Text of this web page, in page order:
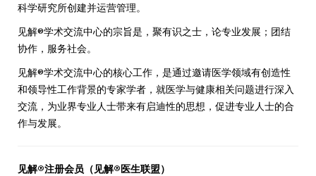
科学研究所创建并运营管理。
见解®学术交流中心的宗旨是，聚有识之士，论专业发展；团结
协作，服务社会。
见解®学术交流中心的核心工作，是通过邀请医学领域有创造性
和领导性工作背景的专家学者，就医学与健康相关问题进行深入
交流，为业界专业人士带来有启迪性的思想，促进专业人士的合
作与发展。
见解®注册会员（见解®医生联盟）